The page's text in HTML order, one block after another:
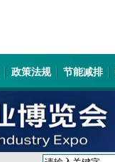
政策法规 节能减排